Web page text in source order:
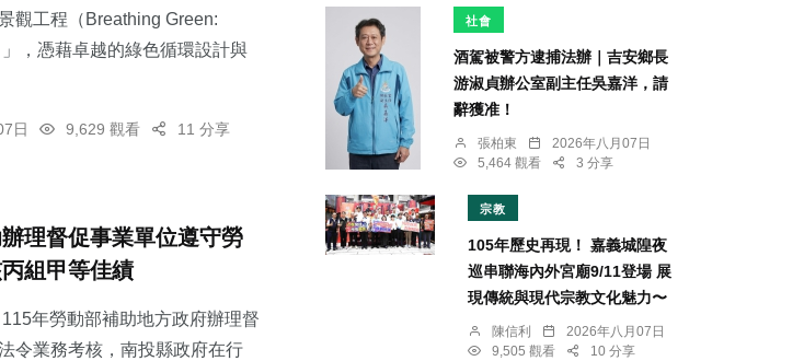
觀工程（Breathing Green:
，憑藉卓越的綠色循環設計與
日 9,629 觀看 11 分享
理督促事業單位遵守勞
組甲等佳績
年勞動部補助地方政府辦理督
令業務考核，南投縣政府在行
社會
酒駕被警方逮捕法辦｜吉安鄉長
游淑貞辦公室副主任吳嘉洋，請
辭獲准！
張柏東
2026年八月07日
5,464 觀看
3 分享
宗教
105年歷史再現！ 嘉義城隍夜
巡串聯海內外宮廟9/11登場 展
現傳統與現代宗教文化魅力〜
陳信利
2026年八月07日
9,505 觀看
10 分享